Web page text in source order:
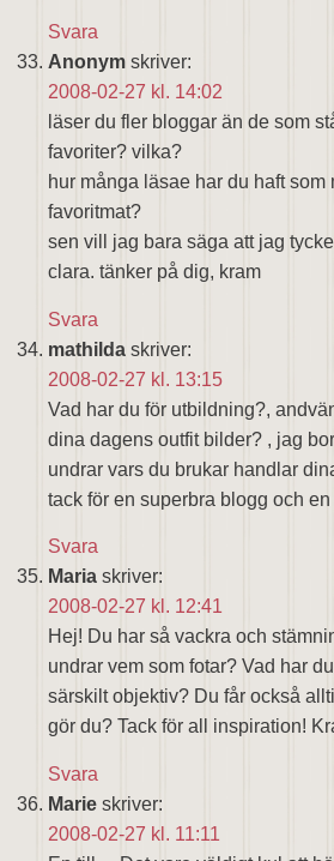
Svara
Anonym skriver:
2008-02-27 kl. 14:02
läser du fler bloggar än de som
favoriter? vilka?
hur många läsae har du haft som
favoritmat?
sen vill jag bara säga att jag
clara. tänker på dig, kram
Svara
mathilda skriver:
2008-02-27 kl. 13:15
Vad har du för utbildning?,
dina dagens outfit bilder? , jag
undrar vars du brukar handlar
tack för en superbra blogg och
Svara
Maria skriver:
2008-02-27 kl. 12:41
Hej! Du har så vackra och
undrar vem som fotar? Vad har
särskilt objektiv? Du får också
gör du? Tack för all inspiration!
Svara
Marie skriver:
2008-02-27 kl. 11:11